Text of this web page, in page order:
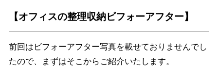
【オフィスの整理収納ビフォーアフター】
前回はビフォーアフター写真を載せておりませんでし
たので、まずはそこからご紹介いたします。